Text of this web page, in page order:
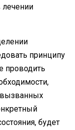
принципу
проводить
будет